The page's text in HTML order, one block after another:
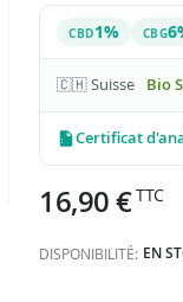
CBD1% CBG
🇨🇭 Suisse Bio
Certificat
16,90 €
DISPONIBILITÉ: EN